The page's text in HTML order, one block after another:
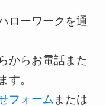
ローワークを通
からお電話また
す。
フォーム または